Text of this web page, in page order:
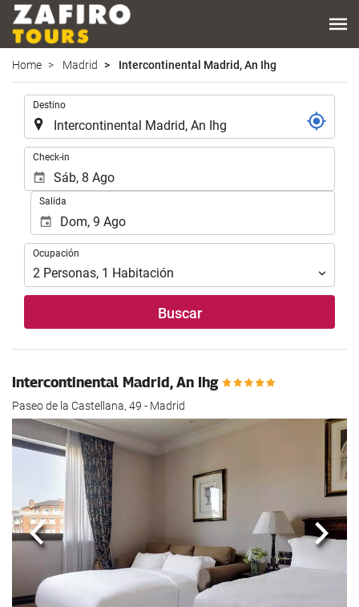
Home Madrid Intercontinental Madrid, An Ihg
Destino
Check-in
Salida
Ocupación
Ocupación
2 Personas, 1 Habitación
Buscar
Intercontinental Madrid, An Ihg
Paseo de la Castellana, 49 - Madrid
Anterior